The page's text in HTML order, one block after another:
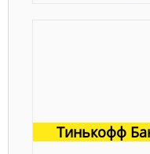
Тинькофф